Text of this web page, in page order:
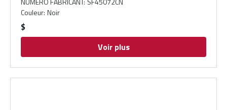
Couleur: Noir
$
Voir plus